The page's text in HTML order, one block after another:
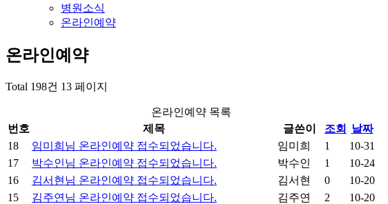
병원소식
온라인예약
온라인예약
Total 198건 13 페이지
온라인예약 목록
번호
제목 글쓴이 조회
날짜
18
임미희 님 온라인예약 접수되었습니다. 임미희 1
10-31
17
박수인님 온라인예약 접수되었습니다. 박수인 1
10-24
16
김서현 님 온라인예약 접수되었습니다. 김서현 0
10-20
15
김주연 님 온라인예약 접수되었습니다. 김주연 2
10-20